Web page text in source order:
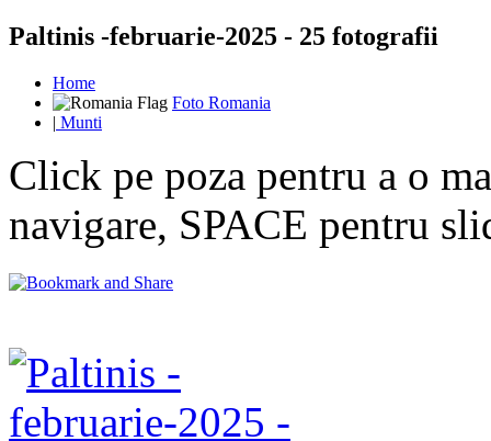
Paltinis -februarie-2025 - 25 fotografii
Home
Foto Romania
| Munti
Click pe poza pentru a o
navigare, SPACE pentru